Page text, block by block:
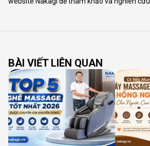
BÀI VIẾT LIÊN QUAN